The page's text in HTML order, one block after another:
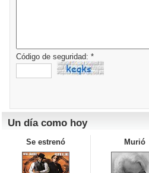
Código de seguridad: *
Un día como hoy
Se estrenó Murió